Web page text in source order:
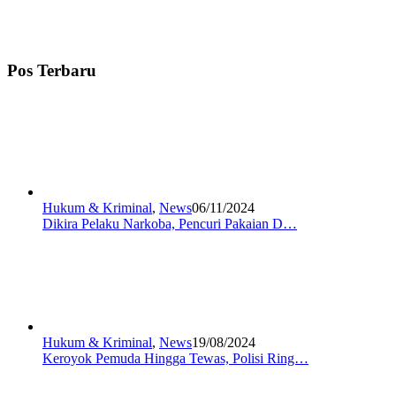
Pos Terbaru
Hukum & Kriminal, News06/11/2024
Dikira Pelaku Narkoba, Pencuri Pakaian D…
Hukum & Kriminal, News19/08/2024
Keroyok Pemuda Hingga Tewas, Polisi Ring…